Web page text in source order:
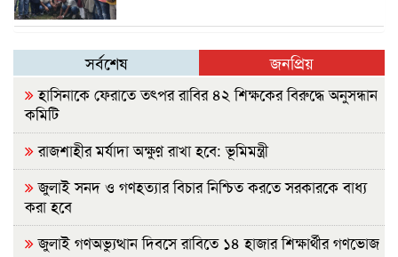
সর্বশেষ জনপ্রিয়
হাসিনাকে ফেরাতে তৎপর রাবির ৪২ শিক্ষকের বিরুদ্ধে অনুসন্ধান
কমিটি
রাজশাহীর মর্যাদা অক্ষুণ্ন রাখা হবে: ভূমিমন্ত্রী
জুলাই সনদ ও গণহত্যার বিচার নিশ্চিত করতে সরকারকে বাধ্য
করা হবে
জুলাই গণঅভ্যুত্থান দিবসে রাবিতে ১৪ হাজার শিক্ষার্থীর গণভোজ